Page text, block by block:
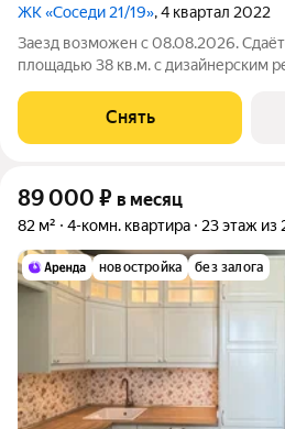
ЖК «Соседи 21/19», 4 квартал 2022
Заезд возможен с 08.08.2026.
площадью 38 кв.м. с дизайнерским
Посудомоечная машина
Снять
89 000 ₽ в месяц
82 м² 4-комн. квартира 23 этаж из
новостройка без залога